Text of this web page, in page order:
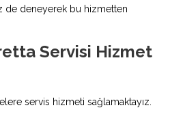
de deneyerek bu hizmetten
Servisi Hizmet
servis hizmeti sağlamaktayız.